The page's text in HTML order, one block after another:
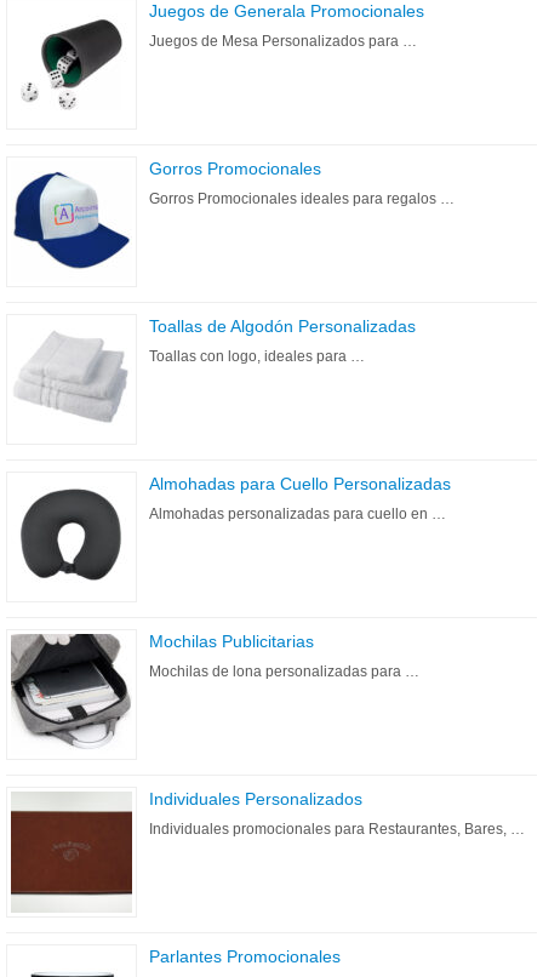
Juegos de Generala Promocionales
Juegos de Mesa Personalizados para …
Gorros Promocionales
Gorros Promocionales ideales para regalos …
Toallas de Algodón Personalizadas
Toallas con logo, ideales para …
Almohadas para Cuello Personalizadas
Almohadas personalizadas para cuello en …
Mochilas Publicitarias
Mochilas de lona personalizadas para …
Individuales Personalizados
Individuales promocionales para Restaurantes, Bares, …
Parlantes Promocionales